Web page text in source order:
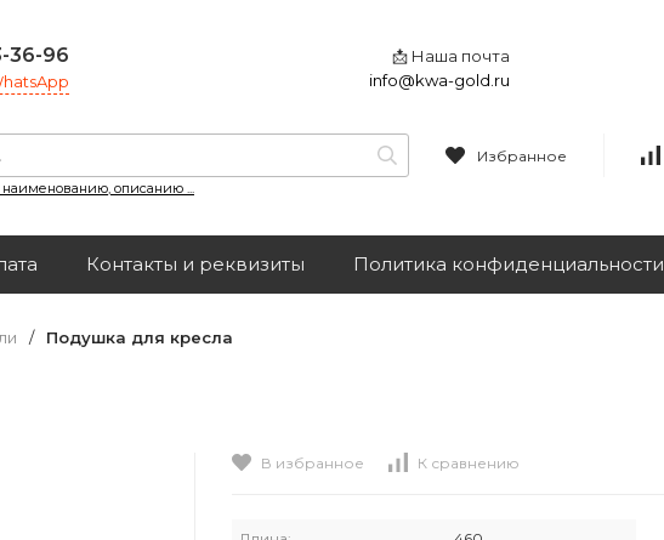
36-96
📩 Наша почта
info@kwa-gold.ru
наименованию, описанию ...
Избранное
Контакты и реквизиты Политика конфиденциальности
/ Подушка для кресла
В избранное К сравнению